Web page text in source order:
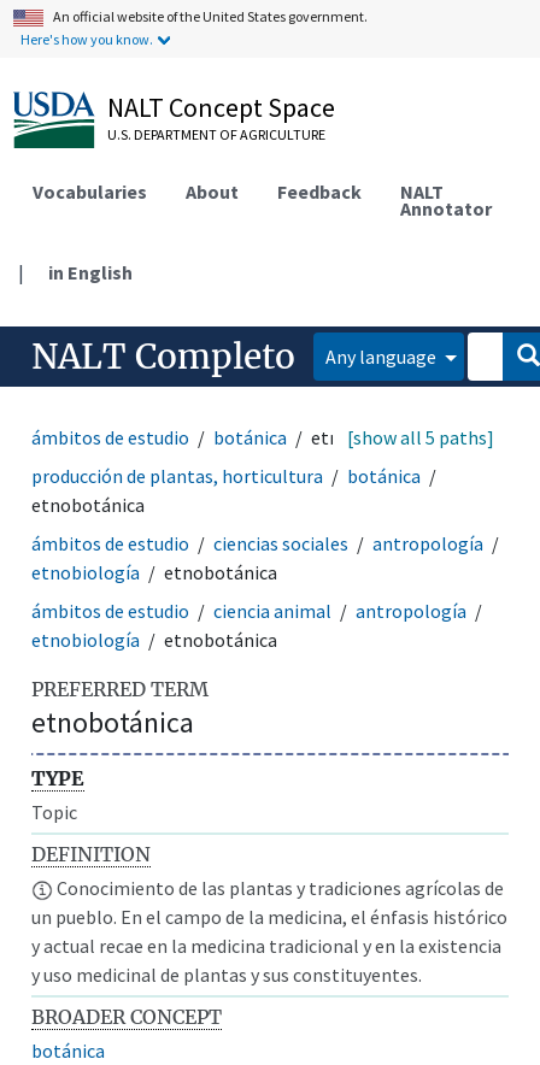
An official website of the United States government.
Here's how you know.
NALT Concept Space
U.S. DEPARTMENT OF AGRICULTURE
Vocabularies About Feedback NALT
Annotator
| in English
NALT Completo Any language
ámbitos de estudio botánica etnobotánica
[show all 5 paths]
producción de plantas, horticultura
botánica
etnobotánica
ámbitos de estudio
ciencias sociales
antropología
etnobiología
etnobotánica
ámbitos de estudio
ciencia animal
antropología
etnobiología
etnobotánica
PREFERRED TERM
etnobotánica
TYPE
Topic
DEFINITION
Conocimiento de las plantas y tradiciones agrícolas de
un pueblo. En el campo de la medicina, el énfasis histórico
y actual recae en la medicina tradicional y en la existencia
y uso medicinal de plantas y sus constituyentes.
BROADER CONCEPT
botánica